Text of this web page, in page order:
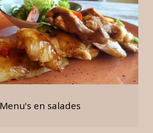
Menu's en salades